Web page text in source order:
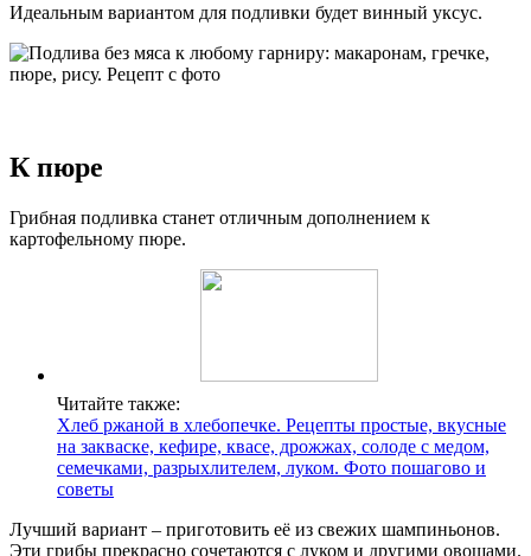
Идеальным вариантом для подливки будет винный уксус.
К пюре
Грибная подливка станет отличным дополнением к
картофельному пюре.
Читайте также:
Хлеб ржаной в хлебопечке. Рецепты простые, вкусные
на закваске, кефире, квасе, дрожжах, солоде с медом,
семечками, разрыхлителем, луком. Фото пошагово и
советы
Лучший вариант – приготовить её из свежих шампиньонов.
Эти грибы прекрасно сочетаются с луком и другими овощами.